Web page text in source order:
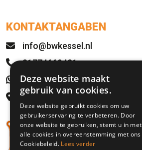
KONTAKTANGABEN
info@bwkessel.nl
31774669421
WhatsApp
Rijksweg 21
5995 NS Kessel, NL
Deze website maakt
gebruik van cookies.
Deze website gebruikt cookies om uw
gebruikerservaring te verbeteren. Door
onze website te gebruiken, stemt u in met
alle cookies in overeenstemming met ons
Cookiebeleid. Lees verder